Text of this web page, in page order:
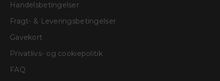
Handelsbetingelser
Fragt- & Leveringsbetingelser
Gavekort
Privatlivs- og cookiepolitik
FAQ